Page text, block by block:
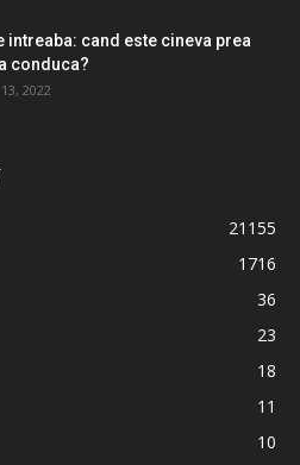
intreaba: cand este cineva prea
conduca?
2022
21155
1716
36
23
18
11
10